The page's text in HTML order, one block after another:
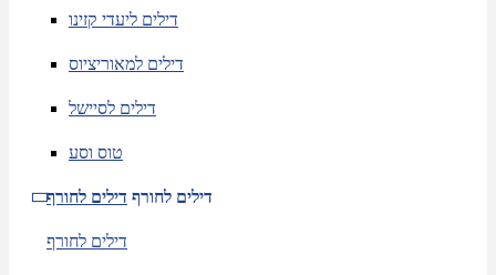
דילים ליעדי קזינו
דילים למאוריציוס
דילים לסיישל
טוס וסע
דילים לחורף דילים לחורף
דילים לחורף